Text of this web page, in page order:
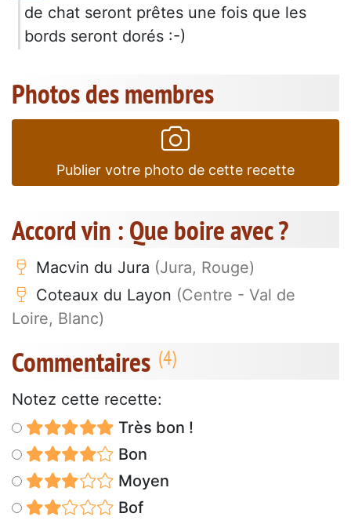
de chat seront prêtes une fois que les
bords seront dorés :-)
Photos des membres
Publier votre photo de cette recette
Accord vin : Que boire avec ?
Macvin du Jura (Jura, Rouge)
Coteaux du Layon (Centre - Val de
Loire, Blanc)
Commentaires
Notez cette recette:
Très bon !
Bon
Moyen
Bof